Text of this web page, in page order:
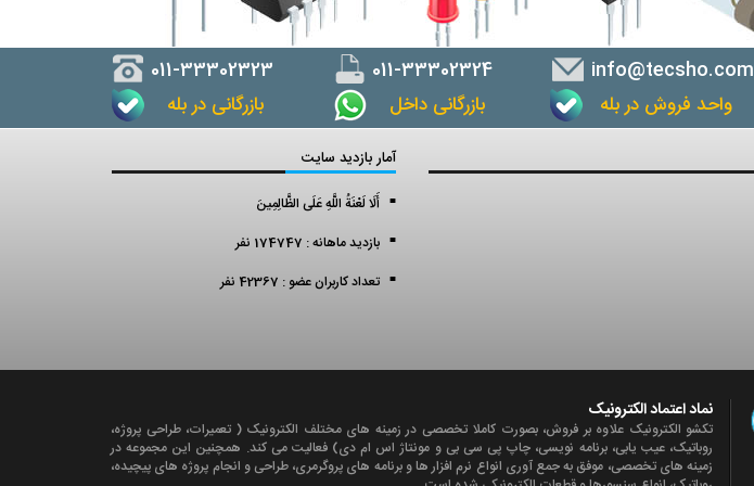
info@tecsho.com
011-33302324
011-33302323
واحد فروش در بله
بازرگانی داخل بازرگانی در بله
آمار بازدید سایت
أَلَا لَعْنَةُ اللَّهِ عَلَى الظَّالِمِينَ
بازدید ماهانه : 174747 نفر
تعداد کاربران عضو : 42367 نفر
نماد اعتماد الکترونیک
تکشو الکترونیک علاوه بر فروش، بصورت کاملا تخصصی در زمينه های مختلف الکترونيک ( تعميرات، طراحی پروژه،
روباتيک، عیب یابی، برنامه نویسی، چاپ پی سی بی و مونتاژ اس ام دی) فعالیت می کند. همچنين اين مجموعه در
زمينه های تخصصی، موفق به جمع آوری انواع نرم افزار ها و برنامه های پروگرمری، طراحی و انجام پروژه های پیچیده،